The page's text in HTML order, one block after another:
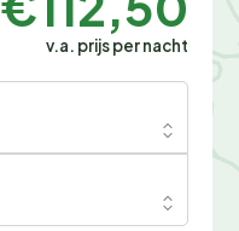
v.a. prijs per nacht